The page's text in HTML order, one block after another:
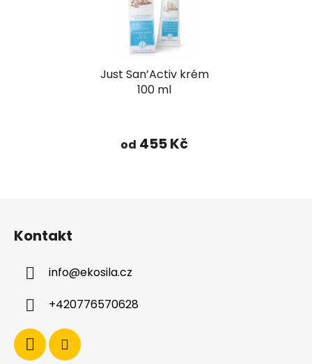
Just San’Activ krém
100 ml
hodnocení
od 455 Kč
Kontakt
info@ekosila.cz
+420776570628